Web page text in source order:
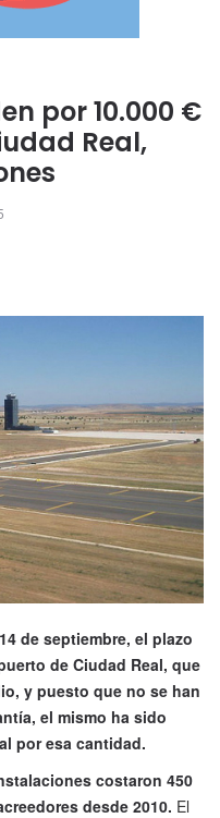
por 10.000 €
Real,
de septiembre, el plazo
de Ciudad Real, que
y puesto que no se han
el mismo ha sido
por esa cantidad.
costaron 450
desde 2010. El